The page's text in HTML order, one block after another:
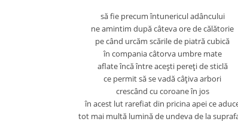
să fie precum întunericul adâncului
ne amintim după câteva ore de călătorie
pe când urcăm scările de piatră cubică
în compania câtorva umbre mate
aflate încă între aceşti pereţi de sticlă
ce permit să se vadă câţiva arbori
crescând cu coroane în jos
în acest lut rarefiat din pricina apei ce
tot mai multă lumină de undeva de la